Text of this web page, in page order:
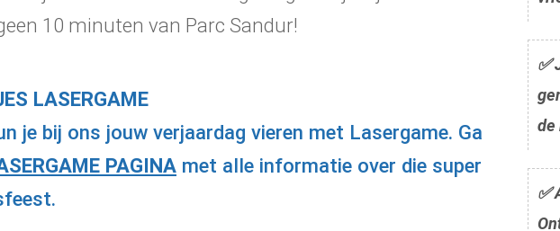
10 minuten van Parc Sandur!
LASERGAME️
je bij ons jouw verjaardag vieren met Lasergame. Ga
PAGINA met alle informatie over die super
✅
de
✅